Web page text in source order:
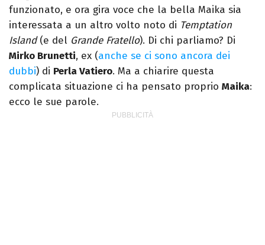
funzionato, e ora gira voce che la bella Maika sia
interessata a un altro volto noto di Temptation
Island(e del Grande Fratello). Di chi parliamo? Di
Mirko Brunetti, ex (anche se ci sono ancora dei
dubbi) di Perla Vatiero. Ma a chiarire questa
complicata situazione ci ha pensato proprio Maika:
ecco le sue parole.